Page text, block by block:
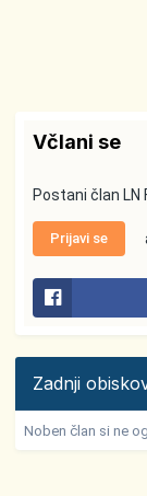
Včlani se
Postani član
Prijavi se
Zadnji
Noben član si ne